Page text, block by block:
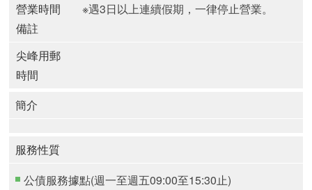
營業時間
備註
※遇3日以上連續假期，一律停止營業。
尖峰用郵
時間
簡介
服務性質
公債服務據點(週一至週五09:00至15:30止)